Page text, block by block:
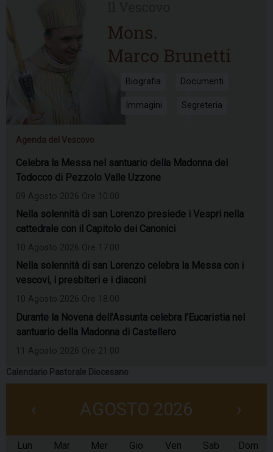
Biografia Documenti
Immagini Segreteria
Agenda del Vescovo
Celebra la Messa nel santuario della Madonna del
Todocco di Pezzolo Valle Uzzone
09 Agosto 2026 Ore 10:00
Nella solennità di san Lorenzo presiede i Vespri nella
cattedrale con il Capitolo dei Canonici
10 Agosto 2026 Ore 17:00
Nella solennità di san Lorenzo celebra la Messa con i
vescovi, i presbiteri e i diaconi
10 Agosto 2026 Ore 18:00
Durante la Novena dell’Assunta celebra l’Eucaristia nel
santuario della Madonna di Castellero
11 Agosto 2026 Ore 21:00
Calendario Pastorale Diocesano
‹ AGOSTO 2026 ›
Lun Mar Mer Gio Ven Sab Dom